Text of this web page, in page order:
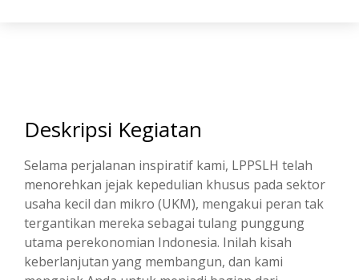
Deskripsi Kegiatan
Selama perjalanan inspiratif kami, LPPSLH telah
menorehkan jejak kepedulian khusus pada sektor
usaha kecil dan mikro (UKM), mengakui peran tak
tergantikan mereka sebagai tulang punggung
utama perekonomian Indonesia. Inilah kisah
keberlanjutan yang membangun, dan kami